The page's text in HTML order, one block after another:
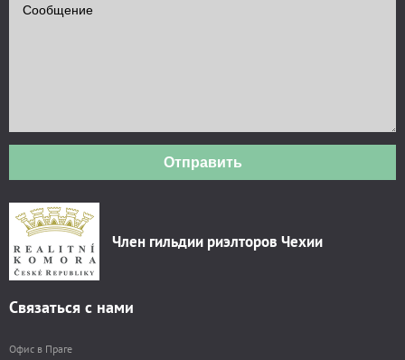
Отправить
Член гильдии риэлторов Чехии
Связаться с нами
Офис в Праге